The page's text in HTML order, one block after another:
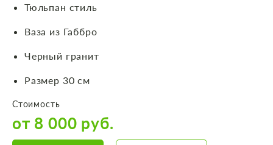
Тюльпан стиль
Ваза из Габбро
Черный гранит
Размер 30 см
Стоимость
от 8 000 руб.